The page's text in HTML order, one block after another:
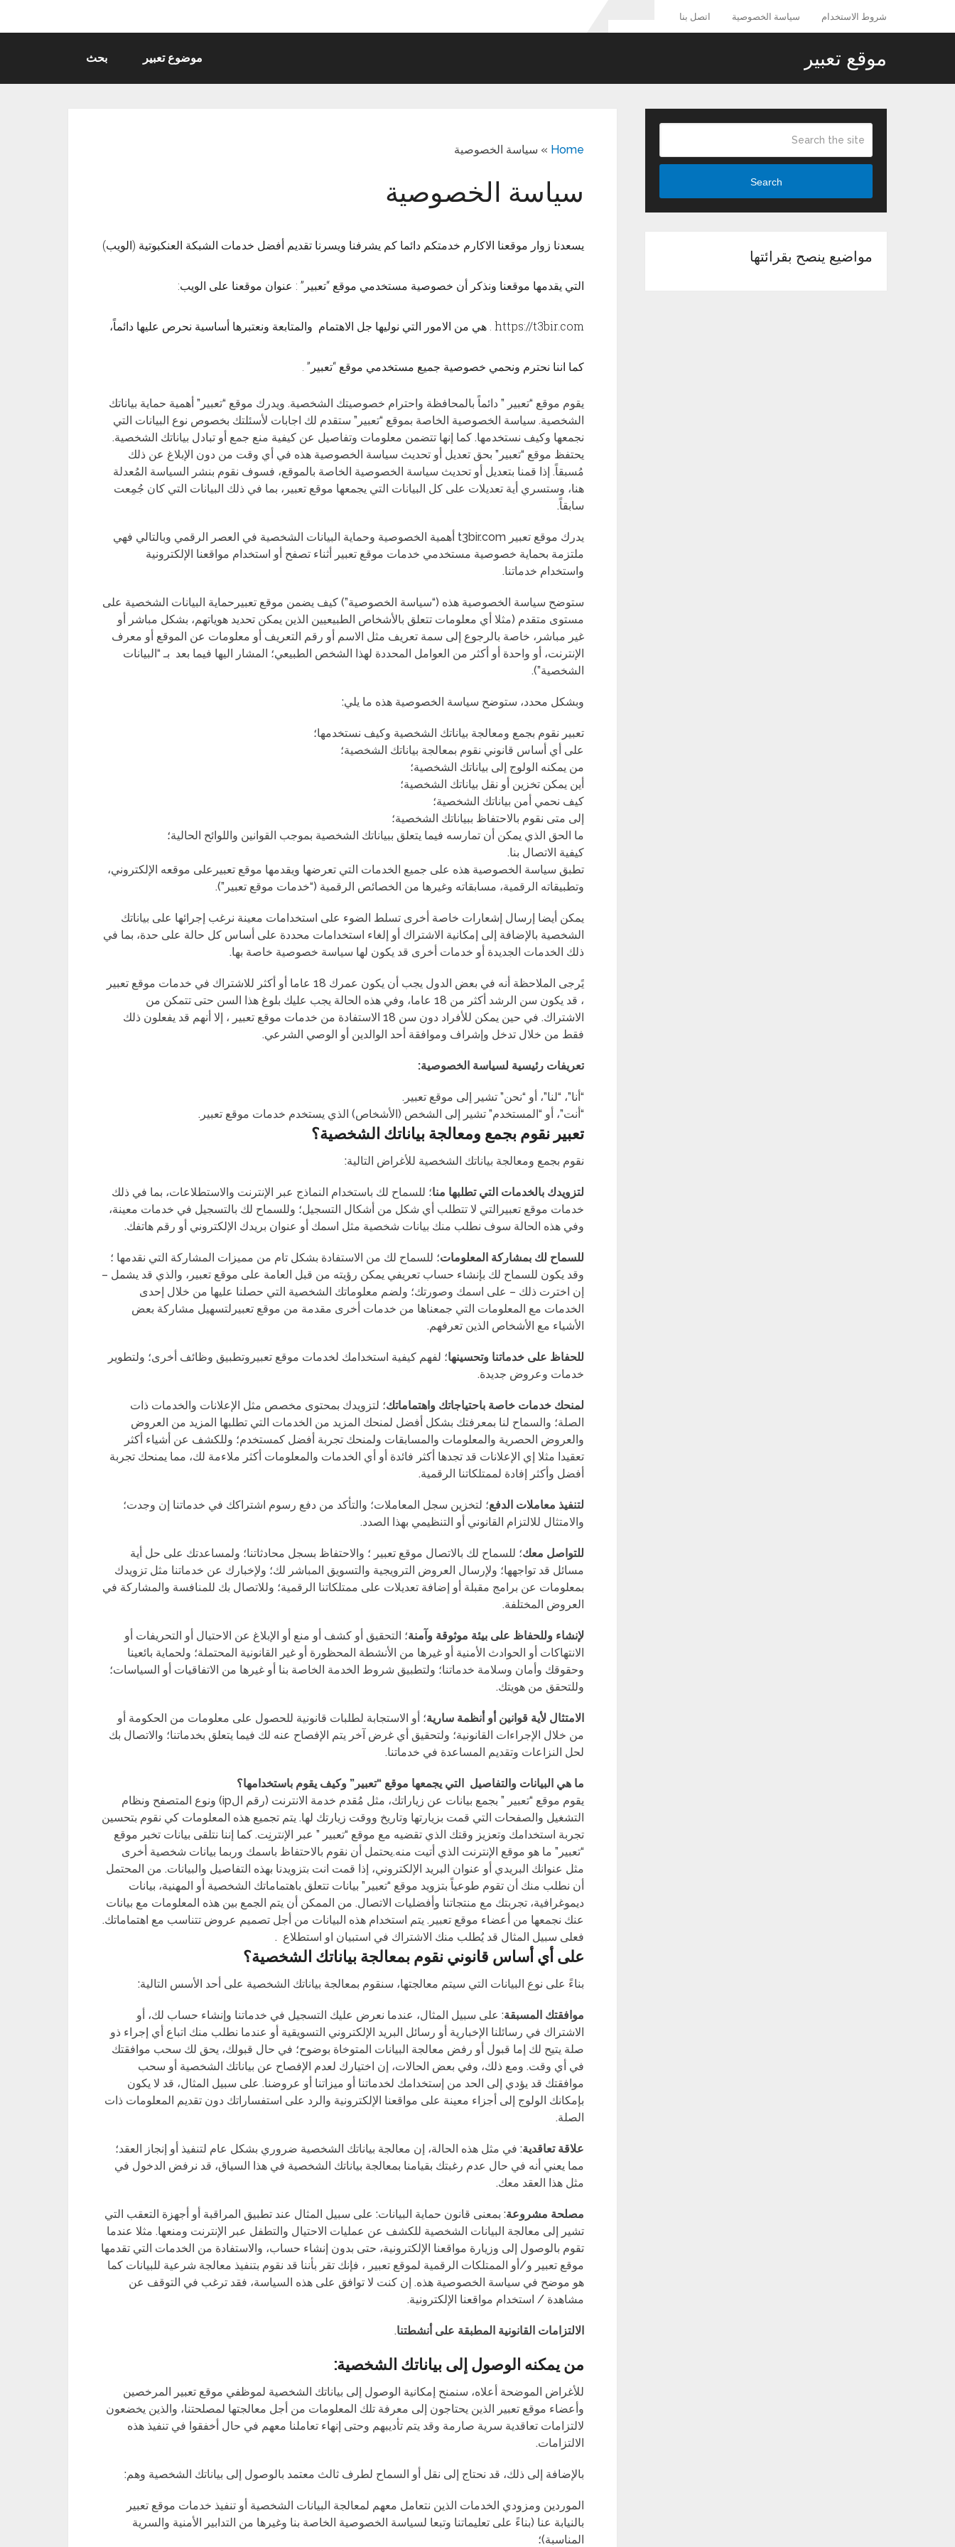
شروط الاستخدام سياسة الخصوصية اتصل بنا
موقع تعبير موضوع تعبير بحث
Home
» سياسة الخصوصية
سياسة الخصوصية
يسعدنا زوار موقعنا الاكارم خدمتكم دائما كم يشرفنا ويسرنا تقديم أفضل خدمات الشبكة العنكبوتية (الويب)
التي يقدمها موقعنا ونذكر أن خصوصية مستخدمي موقع “تعبير” : عنوان موقعنا على الويب:
https://t3bir.com . هي من الامور التي نوليها جل الاهتمام والمتابعة ونعتبرها أساسية نحرص عليها دائماً،
كما اننا نحترم ونحمي خصوصية جميع مستخدمي موقع “تعبير” .
يقوم موقع “تعبير ” دائماً بالمحافظة واحترام خصوصيتك الشخصية. ويدرك موقع “تعبير” أهمية حماية بياناتك
الشخصية. سياسة الخصوصية الخاصة بموقع “تعبير” ستقدم لك اجابات لأسئلتك بخصوص نوع البيانات التي
نجمعها وكيف نستخدمها. كما إنها تتضمن معلومات وتفاصيل عن كيفية منع جمع أو تبادل بياناتك الشخصية.
يحتفظ موقع “تعبير” بحق تعديل أو تحديث سياسة الخصوصية هذه في أي وقت من دون الإبلاغ عن ذلك
مُسبقاً. إذا قمنا بتعديل أو تحديث سياسة الخصوصية الخاصة بالموقع، فسوف نقوم بنشر السياسة المُعدلة
هنا، وستسري أية تعديلات على كل البيانات التي يجمعها موقع تعبير، بما في ذلك البيانات التي كان جُمِعت
سابقاً.
يدرك موقع تعبير t3bir.com أهمية الخصوصية وحماية البيانات الشخصية في العصر الرقمي وبالتالي فهي
ملتزمة بحماية خصوصية مستخدمي خدمات موقع تعبير أثناء تصفح أو استخدام مواقعنا الإلكترونية
واستخدام خدماتنا.
ستوضح سياسة الخصوصية هذه (“سياسة الخصوصية”) كيف يضمن موقع تعبيرحماية البيانات الشخصية على
مستوى متقدم (مثلا أي معلومات تتعلق بالأشخاص الطبيعيين الذين يمكن تحديد هوياتهم، بشكل مباشر أو
غير مباشر، خاصة بالرجوع إلى سمة تعريف مثل الاسم أو رقم التعريف أو معلومات عن الموقع أو معرف
الإنترنت، أو واحدة أو أكثر من العوامل المحددة لهذا الشخص الطبيعي؛ المشار اليها فيما بعد بـ “البيانات
الشخصية”).
وبشكل محدد، ستوضح سياسة الخصوصية هذه ما يلي:
تعبير نقوم بجمع ومعالجة بياناتك الشخصية وكيف نستخدمها؛
على أي أساس قانوني نقوم بمعالجة بياناتك الشخصية؛
من يمكنه الولوج إلى بياناتك الشخصية؛
أين يمكن تخزين أو نقل بياناتك الشخصية؛
كيف نحمي أمن بياناتك الشخصية؛
إلى متى نقوم بالاحتفاظ ببياناتك الشخصية؛
ما الحق الذي يمكن أن تمارسه فيما يتعلق ببياناتك الشخصية بموجب القوانين واللوائح الحالية؛
كيفية الاتصال بنا.
تطبق سياسة الخصوصية هذه على جميع الخدمات التي تعرضها ويقدمها موقع تعبيرعلى موقعه الإلكتروني،
وتطبيقاته الرقمية، مسابقاته وغيرها من الخصائص الرقمية (“خدمات موقع تعبير”).
يمكن أيضا إرسال إشعارات خاصة أخرى تسلط الضوء على استخدامات معينة نرغب إجرائها على بياناتك
الشخصية بالإضافة إلى إمكانية الاشتراك أو إلغاء استخدامات محددة على أساس كل حالة على حدة، بما في
ذلك الخدمات الجديدة أو خدمات أخرى قد يكون لها سياسة خصوصية خاصة بها.
يًرجى الملاحظة أنه في بعض الدول يجب أن يكون عمرك 18 عاما أو أكثر للاشتراك في خدمات موقع تعبير
، قد يكون سن الرشد أكثر من 18 عاما، وفي هذه الحالة يجب عليك بلوغ هذا السن حتى تتمكن من
الاشتراك. في حين يمكن للأفراد دون سن 18 الاستفادة من خدمات موقع تعبير ، إلا أنهم قد يفعلون ذلك
فقط من خلال تدخل وإشراف وموافقة أحد الوالدين أو الوصي الشرعي.
تعريفات رئيسية لسياسة الخصوصية:
“أنا”، “لنا”، أو “نحن” تشير إلى موقع تعبير.
“أنت”، أو “المستخدم” تشير إلى الشخص (الأشخاص) الذي يستخدم خدمات موقع تعبير.
تعبير نقوم بجمع ومعالجة بياناتك الشخصية؟
نقوم بجمع ومعالجة بياناتك الشخصية للأغراض التالية:
لتزويدك بالخدمات التي تطلبها منا؛ للسماح لك باستخدام النماذج عبر الإنترنت والاستطلاعات، بما في ذلك
خدمات موقع تعبيرالتي لا تتطلب أي شكل من أشكال التسجيل؛ وللسماح لك بالتسجيل في خدمات معينة،
وفي هذه الحالة سوف نطلب منك بيانات شخصية مثل اسمك أو عنوان بريدك الإلكتروني أو رقم هاتفك.
للسماح لك بمشاركة المعلومات؛ للسماح لك من الاستفادة بشكل تام من مميزات المشاركة التي نقدمها ؛
وقد يكون للسماح لك بإنشاء حساب تعريفي يمكن رؤيته من قبل العامة على موقع تعبير، والذي قد يشمل –
إن اخترت ذلك – على اسمك وصورتك؛ ولضم معلوماتك الشخصية التي حصلنا عليها من خلال إحدى
الخدمات مع المعلومات التي جمعناها من خدمات أخرى مقدمة من موقع تعبيرلتسهيل مشاركة بعض
الأشياء مع الأشخاص الذين تعرفهم.
للحفاظ على خدماتنا وتحسينها؛ لفهم كيفية استخدامك لخدمات موقع تعبيروتطبيق وظائف أخرى؛ ولتطوير
خدمات وعروض جديدة.
لمنحك خدمات خاصة باحتياجاتك واهتماماتك؛ لتزويدك بمحتوى مخصص مثل الإعلانات والخدمات ذات
الصلة؛ والسماح لنا بمعرفتك بشكل أفضل لمنحك المزيد من الخدمات التي تطلبها المزيد من العروض
والعروض الحصرية والمعلومات والمسابقات ولمنحك تجربة أفضل كمستخدم؛ وللكشف عن أشياء أكثر
تعقيدا مثلا إي الإعلانات قد تجدها أكثر فائدة أو أي الخدمات والمعلومات أكثر ملاءمة لك، مما يمنحك تجربة
أفضل وأكثر إفادة لممتلكاتنا الرقمية.
لتنفيذ معاملات الدفع؛ لتخزين سجل المعاملات؛ والتأكد من دفع رسوم اشتراكك في خدماتنا إن وجدت؛
والامتثال للالتزام القانوني أو التنظيمي بهذا الصدد.
للتواصل معك؛ للسماح لك بالاتصال موقع تعبير ؛ والاحتفاظ بسجل محادثاتنا؛ ولمساعدتك على حل أية
مسائل قد تواجهها؛ ولإرسال العروض الترويجية والتسويق المباشر لك؛ ولإخبارك عن خدماتنا مثل تزويدك
بمعلومات عن برامج مقبلة أو إضافة تعديلات على ممتلكاتنا الرقمية؛ وللاتصال بك للمنافسة والمشاركة في
العروض المختلفة.
لإنشاء وللحفاظ على بيئة موثوقة وآمنة؛ التحقيق أو كشف أو منع أو الإبلاغ عن الاحتيال أو التحريفات أو
الانتهاكات أو الحوادث الأمنية أو غيرها من الأنشطة المحظورة أو غير القانونية المحتملة؛ ولحماية بائعينا
وحقوقك وأمان وسلامة خدماتنا؛ ولتطبيق شروط الخدمة الخاصة بنا أو غيرها من الاتفاقيات أو السياسات؛
وللتحقق من هويتك.
الامتثال لأية قوانين أو أنظمة سارية؛ أو الاستجابة لطلبات قانونية للحصول على معلومات من الحكومة أو
من خلال الإجراءات القانونية؛ ولتحقيق أي غرض آخر يتم الإفصاح عنه لك فيما يتعلق بخدماتنا؛ والاتصال بك
لحل النزاعات وتقديم المساعدة في خدماتنا.
ما هي البيانات والتفاصيل التي يجمعها موقع “تعبير” وكيف يقوم باستخدامها؟
يقوم موقع “تعبير ” بجمع بيانات عن زياراتك، مثل مُقدم خدمة الانترنت (رقم الip) ونوع المتصفح ونظام
التشغيل والصفحات التي قمت بزيارتها وتاريخ ووقت زيارتك لها. يتم تجميع هذه المعلومات كي نقوم بتحسين
تجربة استخدامك وتعزيز وقتك الذي تقضيه مع موقع “تعبير ” عبر الإنترنِت. كما إننا نتلقى بيانات تخبر موقع
“تعبير” ما هو موقع الإنترنت الذي أتيت منه.يحتمل أن نقوم بالاحتفاظ باسمك وربما بيانات شخصية أخرى
مثل عنوانك البريدي أو عنوان البريد الإلكتروني، إذا قمت انت بتزويدنا بهذه التفاصيل والبيانات. من المحتمل
أن نطلب منك أن تقوم طوعياً بتزويد موقع “تعبير” بيانات تتعلق باهتماماتك الشخصية أو المهنية، بيانات
ديموغرافية، تجربتك مع منتجاتنا وأفضليات الاتصال. من الممكن أن يتم الجمع بين هذه المعلومات مع بيانات
عنك نجمعها من أعضاء موقع تعبير. يتم استخدام هذه البيانات من أجل تصميم عروض تتناسب مع اهتماماتك.
فعلى سبيل المثال قد يُطلب منك الاشتراك في استبيان او استطلاع .
على أي أساس قانوني نقوم بمعالجة بياناتك الشخصية؟
بناءً على نوع البيانات التي سيتم معالجتها، سنقوم بمعالجة بياناتك الشخصية على أحد الأسس التالية:
موافقتك المسبقة: على سبيل المثال، عندما نعرض عليك التسجيل في خدماتنا وإنشاء حساب لك، أو
الاشتراك في رسائلنا الإخبارية أو رسائل البريد الإلكتروني التسويقية أو عندما نطلب منك اتباع أي إجراء ذو
صلة يتيح لك إما قبول أو رفض معالجة البيانات المتوخاة بوضوح؛ في حال قبولك، يحق لك سحب موافقتك
في أي وقت. ومع ذلك، وفي بعض الحالات، إن اختيارك لعدم الإفصاح عن بياناتك الشخصية أو سحب
موافقتك قد يؤدي إلى الحد من إستخدامك لخدماتنا أو ميزاتنا أو عروضنا. على سبيل المثال، قد لا يكون
بإمكانك الولوج إلى أجزاء معينة على مواقعنا الإلكترونية والرد على استفساراتك دون تقديم المعلومات ذات
الصلة.
علاقة تعاقدية: في مثل هذه الحالة، إن معالجة بياناتك الشخصية ضروري بشكل عام لتنفيذ أو إنجاز العقد؛
مما يعني أنه في حال عدم رغبتك بقيامنا بمعالجة بياناتك الشخصية في هذا السياق، قد نرفض الدخول في
مثل هذا العقد معك.
مصلحة مشروعة: بمعنى قانون حماية البيانات: على سبيل المثال عند تطبيق المراقبة أو أجهزة التعقب التي
تشير إلى معالجة البيانات الشخصية للكشف عن عمليات الاحتيال والتطفل عبر الإنترنت ومنعها. مثلا عندما
تقوم بالوصول إلى وزيارة مواقعنا الإلكترونية، حتى بدون إنشاء حساب، والاستفادة من الخدمات التي تقدمها
موقع تعبير و/أو الممتلكات الرقمية لموقع تعبير ، فإنك تقر بأننا قد نقوم بتنفيذ معالجة شرعية للبيانات كما
هو موضح في سياسة الخصوصية هذه. إن كنت لا توافق على هذه السياسة، فقد ترغب في التوقف عن
مشاهدة / استخدام مواقعنا الإلكترونية.
الالتزامات القانونية المطبقة على أنشطتنا.
من يمكنه الوصول إلى بياناتك الشخصية:
للأغراض الموضحة أعلاه، سنمنح إمكانية الوصول إلى بياناتك الشخصية لموظفي موقع تعبير المرخصين
وأعضاء موقع تعبير الذين يحتاجون إلى معرفة تلك المعلومات من أجل معالجتها لمصلحتنا، والذين يخضعون
لالتزامات تعاقدية سرية صارمة وقد يتم تأديبهم وحتى إنهاء تعاملنا معهم في حال أخفقوا في تنفيذ هذه
الالتزامات.
بالإضافة إلى ذلك، قد نحتاج إلى نقل أو السماح لطرف ثالث معتمد بالوصول إلى بياناتك الشخصية وهم:
الموردين ومزودي الخدمات الذين نتعامل معهم لمعالجة البيانات الشخصية أو تنفيذ خدمات موقع تعبير
بالنيابة عنا (بناءً على تعليماتنا وتبعا لسياسة الخصوصية الخاصة بنا وغيرها من التدابير الأمنية والسرية
المناسبة)؛
Search
مواضيع ينصح بقرائتها